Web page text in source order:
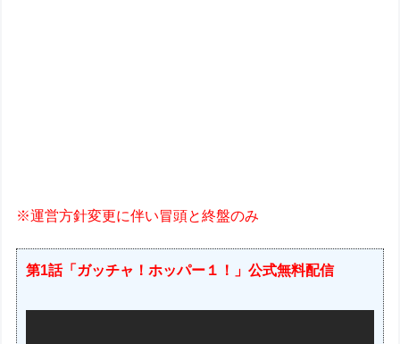
※運営方針変更に伴い冒頭と終盤のみ
第1話「ガッチャ！ホッパー１！」公式無料配信